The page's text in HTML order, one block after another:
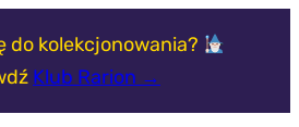
do kolekcjonowania?
Klub Rarion →